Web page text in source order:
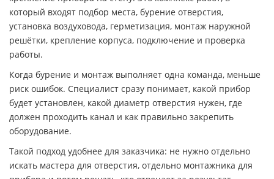
который входят подбор места, бурение отверстия,
установка воздуховода, герметизация, монтаж наружной
решётки, крепление корпуса, подключение и проверка
работы.
Когда бурение и монтаж выполняет одна команда, меньше
риск ошибок. Специалист сразу понимает, какой прибор
будет установлен, какой диаметр отверстия нужен, где
должен проходить канал и как правильно закрепить
оборудование.
Такой подход удобнее для заказчика: не нужно отдельно
искать мастера для отверстия, отдельно монтажника для